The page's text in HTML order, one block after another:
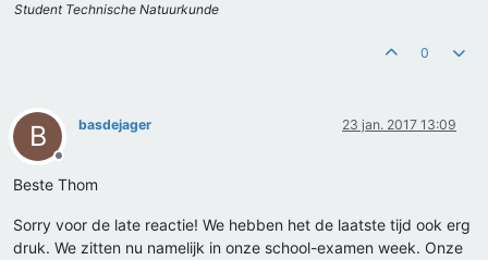
Student Technische Natuurkunde
0
B
Offline
basdejager 23 jan. 2017 13:09
Beste Thom
Sorry voor de late reactie! We hebben het de laatste tijd ook erg
druk. We zitten nu namelijk in onze school-examen week. Onze